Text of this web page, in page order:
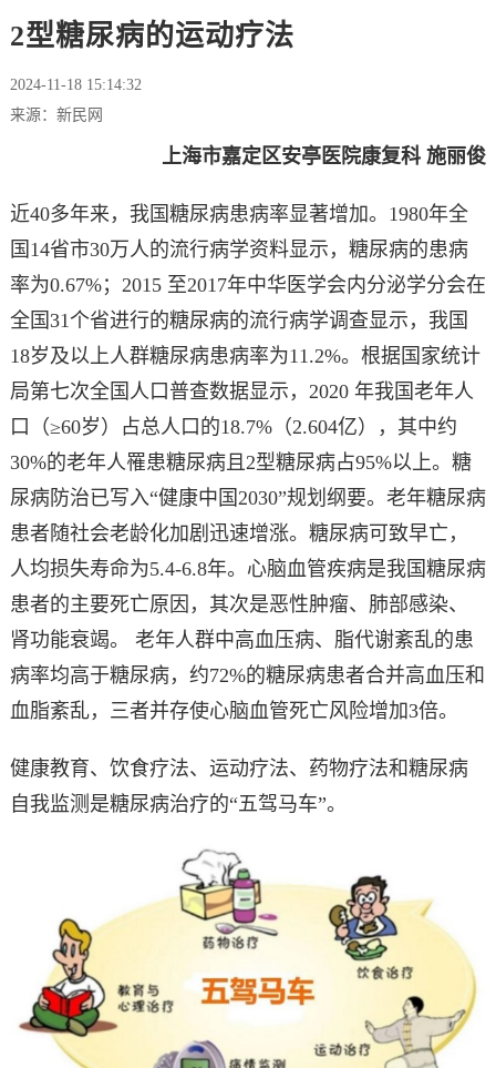
2型糖尿病的运动疗法
2024-11-18 15:14:32
来源：新民网
上海市嘉定区安亭医院康复科 施丽俊
近40多年来，我国糖尿病患病率显著增加。1980年全
国14省市30万人的流行病学资料显示，糖尿病的患病
率为0.67%；2015 至2017年中华医学会内分泌学分会在
全国31个省进行的糖尿病的流行病学调查显示，我国
18岁及以上人群糖尿病患病率为11.2%。根据国家统计
局第七次全国人口普查数据显示，2020 年我国老年人
口（≥60岁）占总人口的18.7%（2.604亿），其中约
30%的老年人罹患糖尿病且2型糖尿病占95%以上。糖
尿病防治已写入“健康中国2030”规划纲要。老年糖尿病
患者随社会老龄化加剧迅速增涨。糖尿病可致早亡，
人均损失寿命为5.4-6.8年。心脑血管疾病是我国糖尿病
患者的主要死亡原因，其次是恶性肿瘤、肺部感染、
肾功能衰竭。 老年人群中高血压病、脂代谢紊乱的患
病率均高于糖尿病，约72%的糖尿病患者合并高血压和
血脂紊乱，三者并存使心脑血管死亡风险增加3倍。
健康教育、饮食疗法、运动疗法、药物疗法和糖尿病
自我监测是糖尿病治疗的“五驾马车”。